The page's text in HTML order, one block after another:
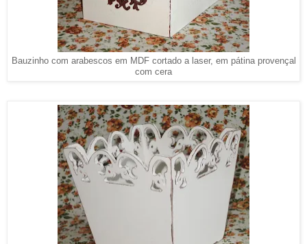
Bauzinho com arabescos em MDF cortado a laser, em pátina provençal
com cera